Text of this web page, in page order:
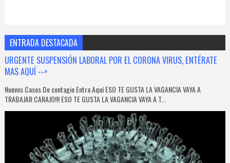
ENTRADA DESTACADA
URGENTE SUSPENSIÓN LABORAL POR EL CORONA VIRUS, ENTÉRATE
MAS AQUÍ -->
Nuevos Casos De contagio Entra Aquí ESO TE GUSTA LA VAGANCIA VAYA A
TRABAJAR CARAJO!!! ESO TE GUSTA LA VAGANCIA VAYA A T...